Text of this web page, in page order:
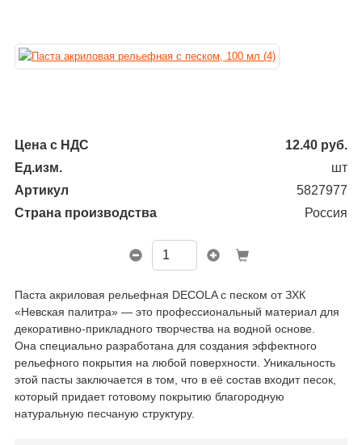
Цена с НДС 12.40 руб.
Ед.изм.
шт
Артикул
5827977
Страна производства
Россия
Паста акриловая рельефная DECOLA с песком от ЗХК
«Невская палитра» — это профессиональный материал для
декоративно-прикладного творчества на водной основе.
Она специально разработана для создания эффектного
рельефного покрытия на любой поверхности. Уникальность
этой пасты заключается в том, что в её состав входит песок,
который придает готовому покрытию благородную
натуральную песчаную структуру.